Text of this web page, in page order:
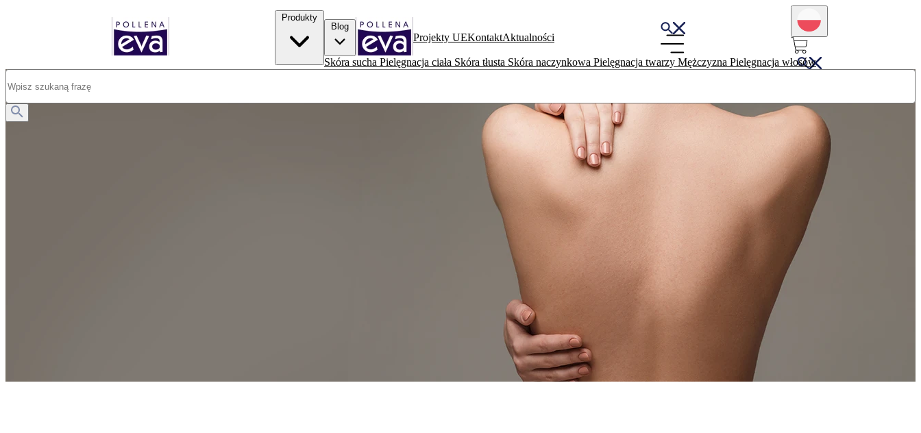
Produkty
Blog
Skóra sucha Pielęgnacja ciała Skóra tłusta Skóra naczynkowa Pielęgnacja twarzy Mężczyzna Pielęgnacja włosów
Projekty UEKontaktAktualności